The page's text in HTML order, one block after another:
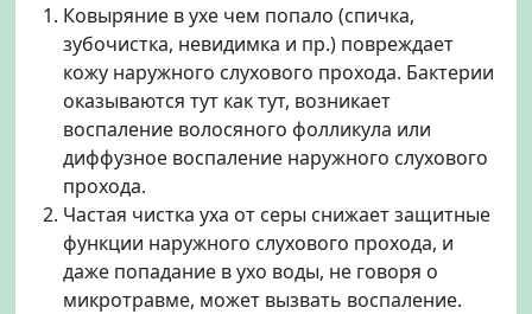
Ковыряние в ухе чем попало (спичка,
зубочистка, невидимка и пр.) повреждает
кожу наружного слухового прохода. Бактерии
оказываются тут как тут, возникает
воспаление волосяного фолликула или
диффузное воспаление наружного слухового
прохода.
Частая чистка уха от серы снижает защитные
функции наружного слухового прохода, и
даже попадание в ухо воды, не говоря о
микротравме, может вызвать воспаление.